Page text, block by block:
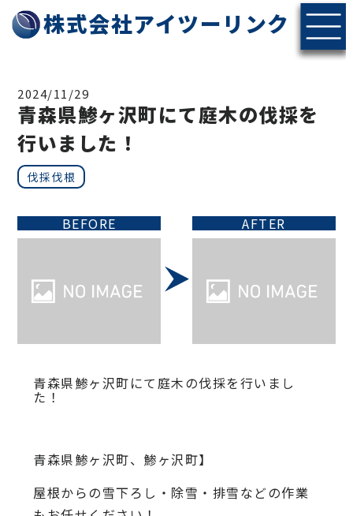
株式会社アイツーリンク
2024/11/29
青森県鯵ヶ沢町にて庭木の伐採を
行いました！
伐採伐根
BEFORE AFTER
青森県鯵ヶ沢町にて庭木の伐採を行いまし
た！
青森県鯵ヶ沢町、鯵ヶ沢町】
屋根からの雪下ろし・除雪・排雪などの作業